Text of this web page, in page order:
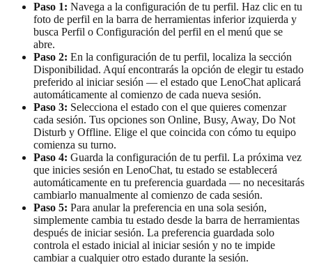
Paso 1: Navega a la configuración de tu perfil. Haz clic en tu
foto de perfil en la barra de herramientas inferior izquierda y
busca Perfil o Configuración del perfil en el menú que se
abre.
Paso 2: En la configuración de tu perfil, localiza la sección
Disponibilidad. Aquí encontrarás la opción de elegir tu estado
preferido al iniciar sesión — el estado que LenoChat aplicará
automáticamente al comienzo de cada nueva sesión.
Paso 3: Selecciona el estado con el que quieres comenzar
cada sesión. Tus opciones son Online, Busy, Away, Do Not
Disturb y Offline. Elige el que coincida con cómo tu equipo
comienza su turno.
Paso 4: Guarda la configuración de tu perfil. La próxima vez
que inicies sesión en LenoChat, tu estado se establecerá
automáticamente en tu preferencia guardada — no necesitarás
cambiarlo manualmente al comienzo de cada sesión.
Paso 5: Para anular la preferencia en una sola sesión,
simplemente cambia tu estado desde la barra de herramientas
después de iniciar sesión. La preferencia guardada solo
controla el estado inicial al iniciar sesión y no te impide
cambiar a cualquier otro estado durante la sesión.